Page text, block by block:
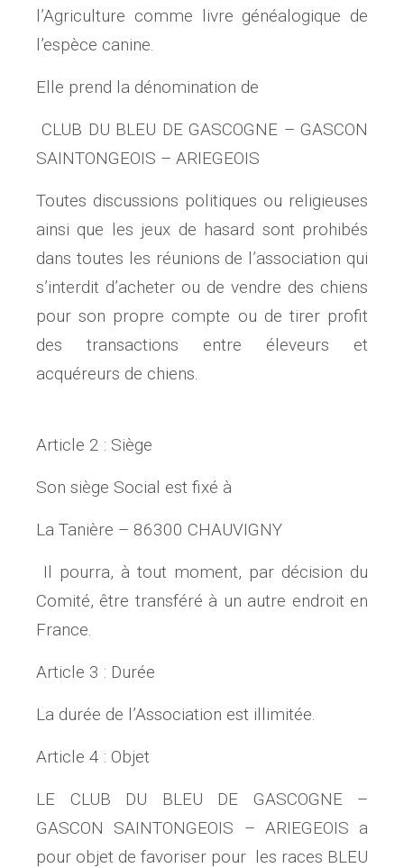
l’Agriculture comme livre généalogique de
l’espèce canine.
Elle prend la dénomination de
CLUB DU BLEU DE GASCOGNE – GASCON
SAINTONGEOIS – ARIEGEOIS
Toutes discussions politiques ou religieuses
ainsi que les jeux de hasard sont prohibés
dans toutes les réunions de l’association qui
s’interdit d’acheter ou de vendre des chiens
pour son propre compte ou de tirer profit
des transactions entre éleveurs et
acquéreurs de chiens.
Article 2 : Siège
Son siège Social est fixé à
La Tanière – 86300 CHAUVIGNY
Il pourra, à tout moment, par décision du
Comité, être transféré à un autre endroit en
France.
Article 3 : Durée
La durée de l’Association est illimitée.
Article 4 : Objet
LE CLUB DU BLEU DE GASCOGNE –
GASCON SAINTONGEOIS – ARIEGEOIS a
pour objet de favoriser pour les races BLEU